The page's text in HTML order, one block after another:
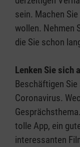
sein. Machen
wollen. Nehmen
die Sie schon
Lenken Sie sich
Beschäftigen
Coronavirus.
tolle App, ein
interessanten